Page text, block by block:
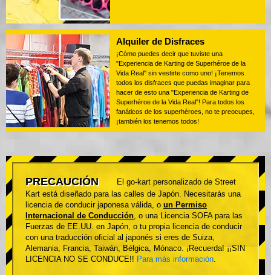
Alquiler de Disfraces
¡Cómo puedes decir que tuviste una
"Experiencia de Karting de Superhéroe de la
Vida Real" sin vestirte como uno! ¡Tenemos
todos los disfraces que puedas imaginar para
hacer de esto una "Experiencia de Karting de
Superhéroe de la Vida Real"! Para todos los
fanáticos de los superhéroes, no te preocupes,
¡también los tenemos todos!
PRECAUCIÓN
El go-kart personalizado de Street
Kart está diseñado para las calles de Japón. Necesitarás una
licencia de conducir japonesa válida, o un Permiso
Internacional de Conducción , o una Licencia SOFA para las
Fuerzas de EE.UU. en Japón, o tu propia licencia de conducir
con una traducción oficial al japonés si eres de Suiza,
Alemania, Francia, Taiwán, Bélgica, Mónaco. ¡Recuerda! ¡¡SIN
LICENCIA NO SE CONDUCE!! Para más información